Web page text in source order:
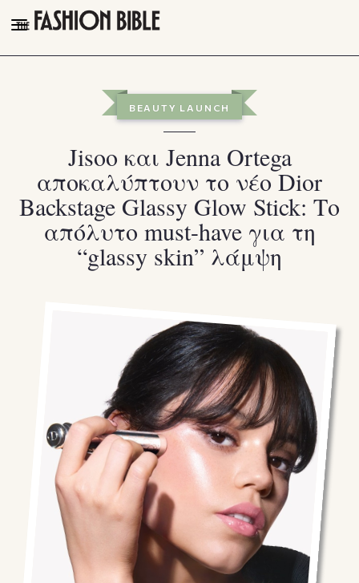
THE FASHION BIBLE
TALK OF THE TOWN
PLEASURES
VIDEOS
FOLLOW
BEAUTY LAUNCH
Jisoo και Jenna Ortega
αποκαλύπτουν το νέο Dior
Backstage Glassy Glow Stick: Το
απόλυτο must-have για τη
“glassy skin” λάμψη